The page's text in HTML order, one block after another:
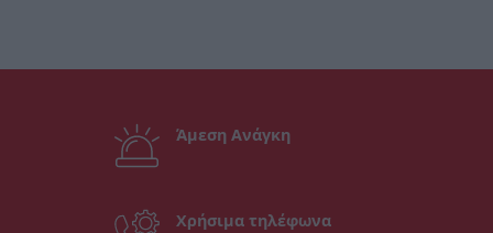
Άμεση Ανάγκη
Χρήσιμα τηλέφωνα